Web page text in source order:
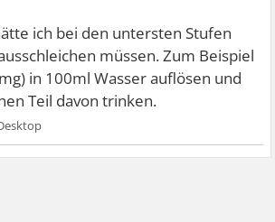
ich bei den untersten Stufen
müssen. Zum Beispiel
in 100ml Wasser auflösen und
Teil davon trinken.